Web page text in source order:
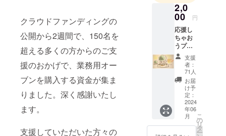
クラウドファンディングの
公開から2週間で、150名を
超える多くの方からのご支
援のおかげで、業務用オー
ブンを購入する資金が集ま
りました。深く感謝いたし
ます。
支援していただいた方々の
2,0
00 円
応援し
ちゃお
うプラ
ン
2,000
円...心を
込めた
お礼の
メール
とパン
試食券
(カン
パー
支援
者：
71人
お届
け予
定：
2024
年06
月
こ
の
リ
タ
ー